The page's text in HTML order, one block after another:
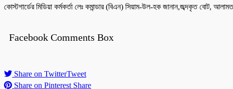
‎কোস্টগার্ডের মিডিয়া কর্মকর্তা লেঃ কমান্ডার (বিএন) সিয়াম-উল-হক জানান,জব্দকৃত বোট,
Facebook Comments Box
Share on TwitterTweet
Share on Pinterest Share